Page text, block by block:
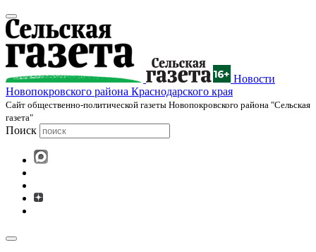
Новости
Новопокровского района Краснодарского края
Cайт общественно-политической газеты Новопокровского района "Сельская
газета"
Поиск